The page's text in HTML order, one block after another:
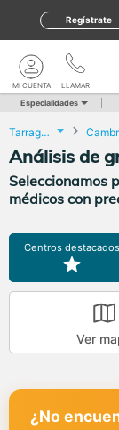
Regístrate
LLAMAR
MI CUENTA
Especialidades
Tarragona
Análisis de
Seleccionamos
médicos con
Centros destacados
Ver
¿No